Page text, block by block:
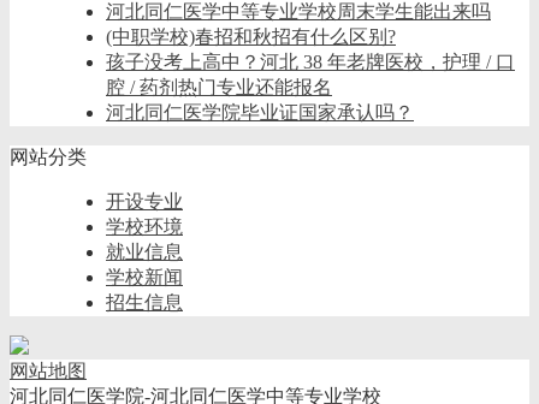
河北同仁医学中等专业学校周末学生能出来吗
(中职学校)春招和秋招有什么区别?
孩子没考上高中？河北 38 年老牌医校，护理 / 口
腔 / 药剂热门专业还能报名
河北同仁医学院毕业证国家承认吗？
网站分类
开设专业
学校环境
就业信息
学校新闻
招生信息
网站地图
河北同仁医学院-河北同仁医学中等专业学校